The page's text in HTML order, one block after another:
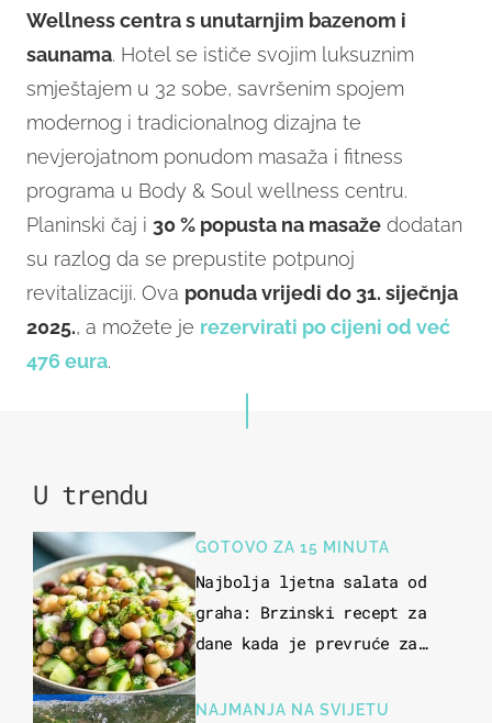
Wellness centra s unutarnjim bazenom i
saunama. Hotel se ističe svojim luksuznim
smještajem u 32 sobe, savršenim spojem
modernog i tradicionalnog dizajna te
nevjerojatnom ponudom masaža i fitness
programa u Body & Soul wellness centru.
Planinski čaj i 30 % popusta na masaže dodatan
su razlog da se prepustite potpunoj
revitalizaciji. Ova ponuda vrijedi do 31. siječnja
2025., a možete je rezervirati po cijeni od već
476 eura.
U trendu
GOTOVO ZA 15 MINUTA
Najbolja ljetna salata od
graha: Brzinski recept za
dane kada je prevruće za
NAJMANJA NA SVIJETU